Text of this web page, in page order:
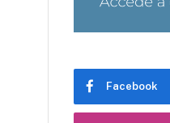
Facebook